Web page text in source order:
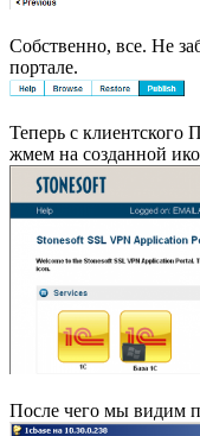
Собственно, все. Не
портале.
Теперь с клиентского
жмем на созданной
После чего мы видим